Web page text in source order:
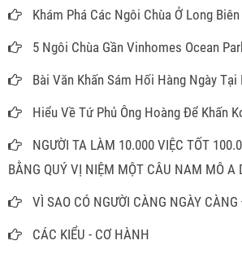
Khám Phá Các Ngôi Chùa Ở Long Biên
5 Ngôi Chùa Gần Vinhomes Ocean
Bài Văn Khấn Sám Hối Hàng Ngày
Hiểu Về Tứ Phủ Ông Hoàng Để Khấn
NGƯỜI TA LÀM 10.000 VIỆC TỐT
BẰNG QUÝ VỊ NIỆM MỘT CÂU NAM MÔ
VÌ SAO CÓ NGƯỜI CÀNG NGÀY CÀNG
CÁC KIỂU - CƠ HÀNH